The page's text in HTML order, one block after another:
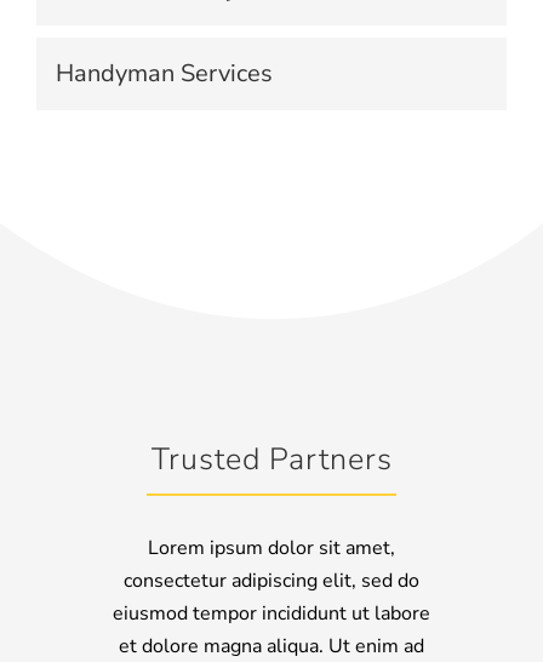
Handyman Services
Trusted Partners
Lorem ipsum dolor sit amet,
consectetur adipiscing elit, sed do
eiusmod tempor incididunt ut labore
et dolore magna aliqua. Ut enim ad